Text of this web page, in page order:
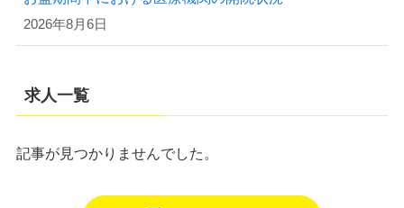
2026年8月6日
求人一覧
記事が見つかりませんでした。